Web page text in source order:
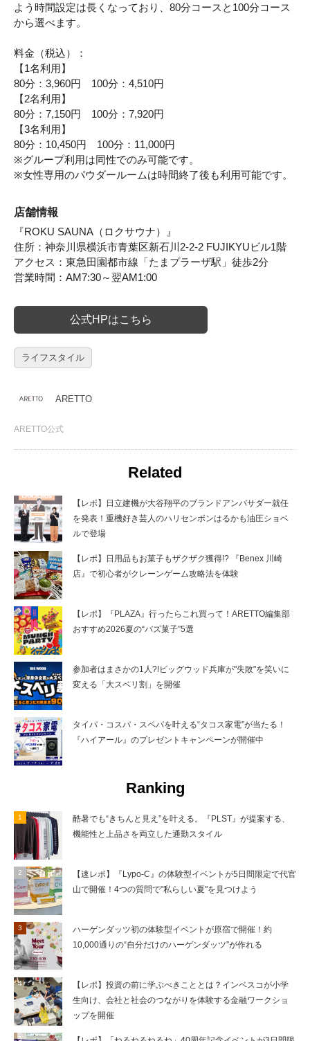
よう時間設定は長くなっており、80分コースと100分コース
から選べます。
料金（税込）：
【1名利用】
80分：3,960円 100分：4,510円
【2名利用】
80分：7,150円 100分：7,920円
【3名利用】
80分：10,450円 100分：11,000円
※グループ利用は同性でのみ可能です。
※女性専用のパウダールームは時間終了後も利用可能です。
店舗情報
『ROKU SAUNA（ロクサウナ）』
住所：神奈川県横浜市青葉区新石川2-2-2 FUJIKYUビル1階
アクセス：東急田園都市線「たまプラーザ駅」徒歩2分
営業時間：AM7:30～翌AM1:00
公式HPはこちら
ライフスタイル
ARETTO
ARETTO公式
Related
【レポ】日立建機が大谷翔平のブランドアンバサダー就任
を発表！重機好き芸人のハリセンボンはるかも油圧ショベ
ルで登場
【レポ】日用品もお菓子もザクザク獲得!? 『Benex 川崎
店』で初心者がクレーンゲーム攻略法を体験
【レポ】『PLAZA』行ったらこれ買って！ARETTO編集部
おすすめ2026夏の“バズ菓子”5選
参加者はまさかの1人?!ビッグウッド兵庫が"失敗"を笑いに
変える「大スベリ割」を開催
タイパ・コスパ・スペパを叶える“タコス家電”が当たる！
『ハイアール』のプレゼントキャンペーンが開催中
Ranking
酷暑でも“きちんと見え”を叶える。『PLST』が提案する、
機能性と上品さを両立した通勤スタイル
【速レポ】『Lypo-C』の体験型イベントが5日間限定で代官
山で開催！4つの質問で"私らしい夏"を見つけよう
ハーゲンダッツ初の体験型イベントが原宿で開催！約
10,000通りの“自分だけのハーゲンダッツ”が作れる
【レポ】投資の前に学ぶべきこととは？インベスコが小学
生向け、会社と社会のつながりを体験する金融ワークショ
ップを開催